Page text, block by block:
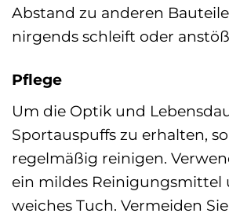
Abstand zu anderen
nirgends schleift oder
Pflege
Um die Optik und
Sportauspuffs zu erhalten,
regelmäßig reinigen.
ein mildes Reinigungsmittel
weiches Tuch. Vermeiden